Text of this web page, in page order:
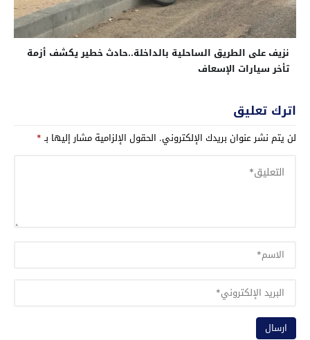
نزيف على الطريق الساحلية بالداخلة..حادث خطير يكشف أزمة
تأخر سيارات الإسعاف
اترك تعليق
لن يتم نشر عنوان بريدك الإلكتروني. الحقول الإلزامية مشار إليها بـ*